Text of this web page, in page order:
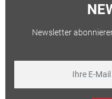
Newsletter